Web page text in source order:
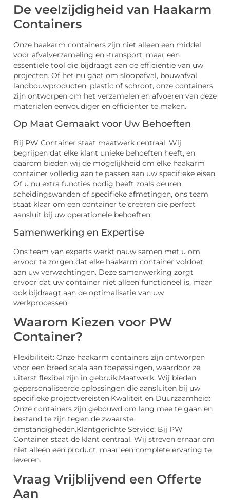
De veelzijdigheid van Haakarm
Containers
Onze haakarm containers zijn niet alleen een middel
voor afvalverzameling en -transport, maar een
essentiële tool die bijdraagt aan de efficiëntie van uw
projecten. Of het nu gaat om sloopafval, bouwafval,
landbouwproducten, plastic of schroot, onze containers
zijn ontworpen om het verzamelen en afvoeren van deze
materialen eenvoudiger en efficiënter te maken.
Op Maat Gemaakt voor Uw Behoeften
Bij PW Container staat maatwerk centraal. Wij
begrijpen dat elke klant unieke behoeften heeft, en
daarom bieden wij de mogelijkheid om elke haakarm
container volledig aan te passen aan uw specifieke eisen.
Of u nu extra functies nodig heeft zoals deuren,
scheidingswanden of specifieke afmetingen, ons team
staat klaar om een container te creëren die perfect
aansluit bij uw operationele behoeften.
Samenwerking en Expertise
Ons team van experts werkt nauw samen met u om
ervoor te zorgen dat elke haakarm container voldoet
aan uw verwachtingen. Deze samenwerking zorgt
ervoor dat uw container niet alleen functioneel is, maar
ook bijdraagt aan de optimalisatie van uw
werkprocessen.
Waarom Kiezen voor PW
Container?
Flexibiliteit: Onze haakarm containers zijn ontworpen
voor een breed scala aan toepassingen, waardoor ze
uiterst flexibel zijn in gebruik.Maatwerk: Wij bieden
gepersonaliseerde oplossingen die aansluiten bij uw
specifieke projectvereisten.Kwaliteit en Duurzaamheid:
Onze containers zijn gebouwd om lang mee te gaan en
bestand te zijn tegen de zwaarste
omstandigheden.Klantgerichte Service: Bij PW
Container staat de klant centraal. Wij streven ernaar om
niet alleen een product, maar een complete ervaring te
leveren.
Vraag Vrijblijvend een Offerte
Aan